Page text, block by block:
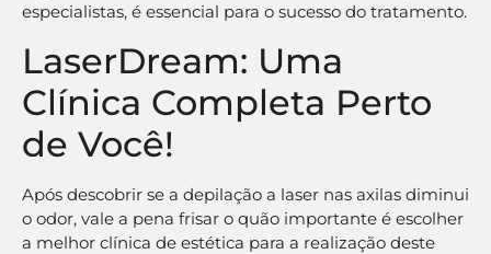
especialistas, é essencial para o sucesso do tratamento.
LaserDream: Uma
Clínica Completa Perto
de Você!
Após descobrir se a depilação a laser nas axilas diminui
o odor, vale a pena frisar o quão importante é escolher
a melhor clínica de estética para a realização deste